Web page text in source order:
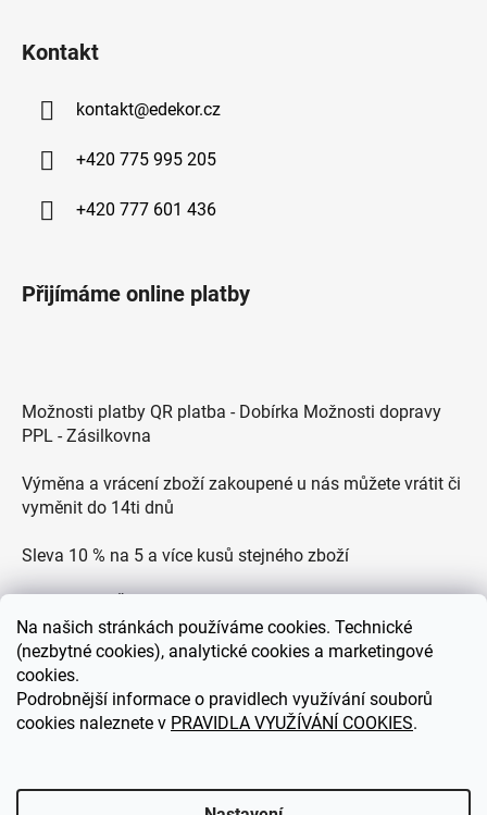
Na našich stránkách používáme cookies. Technické
(nezbytné cookies), analytické cookies a marketingové
cookies.
Podrobnější informace o pravidlech využívání souborů
cookies naleznete v PRAVIDLA VYUŽÍVÁNÍ COOKIES.
Kontakt
kontakt@edekor.cz
+420 775 995 205
+420 777 601 436
Přijímáme online platby
Možnosti platby QR platba - Dobírka Možnosti dopravy
PPL - Zásilkovna
Výměna a vrácení zboží zakoupené u nás můžete vrátit či
vyměnit do 14ti dnů
Sleva 10 % na 5 a více kusů stejného zboží
Zákaznická podpora každý všední den od 9.00 do 18.00
hodin
eDEKOR.cz